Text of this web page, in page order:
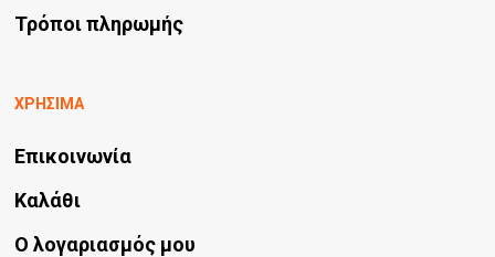
Τρόποι πληρωμής
ΧΡΗΣΙΜΑ
Επικοινωνία
Καλάθι
Ο λογαριασμός μου